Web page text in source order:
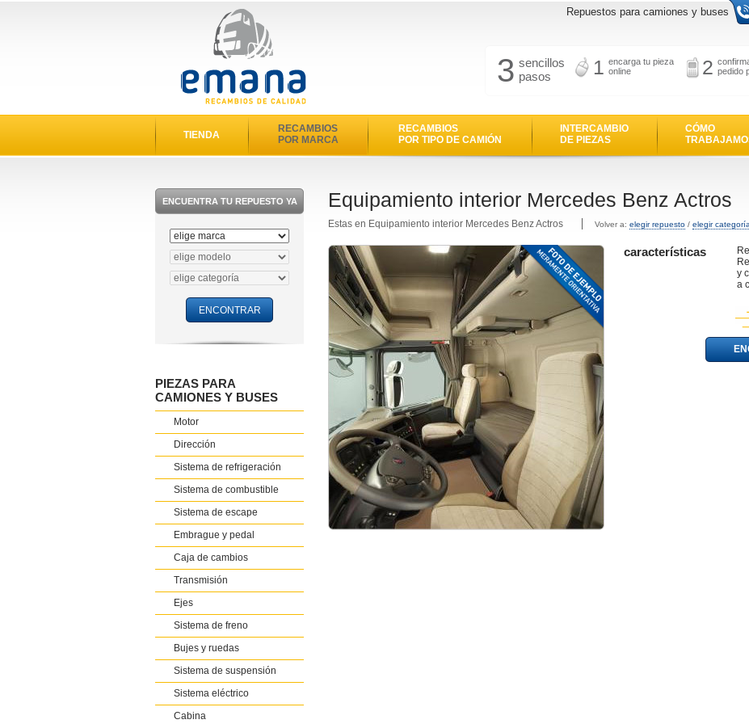
Repuestos para camiones y buses
3 sencillos
pasos
1 encarga tu pieza
online
2 pedido
TIENDA
RECAMBIOS
POR MARCA
RECAMBIOS
POR TIPO DE CAMIÓN
INTERCAMBIO
DE PIEZAS
CÓMO
ENCUENTRA TU REPUESTO YA
PIEZAS PARA
CAMIONES Y BUSES
Motor
Dirección
Sistema de refrigeración
Sistema de combustible
Sistema de escape
Embrague y pedal
Caja de cambios
Transmisión
Ejes
Sistema de freno
Bujes y ruedas
Sistema de suspensión
Sistema eléctrico
Cabina
Equipamiento interior Mercedes Benz Actros
Estas en Equipamiento interior Mercedes Benz Actros Volver a: elegir repuesto / elegir categoría
características
y
a